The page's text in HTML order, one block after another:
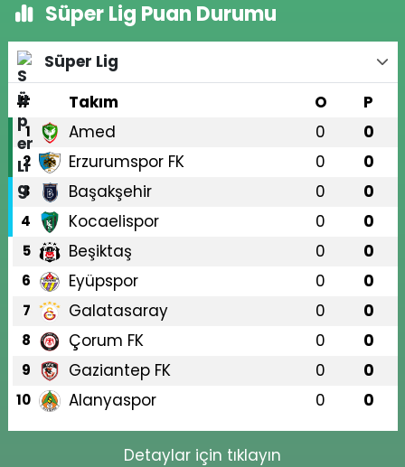
Süper Lig Puan Durumu
Süper Lig
#
Takım O P
1 Amed 0 0
2 Erzurumspor FK 0 0
3 Başakşehir 0 0
4 Kocaelispor 0 0
5 Beşiktaş 0 0
6 Eyüpspor 0 0
7 Galatasaray 0 0
8 Çorum FK 0 0
9 Gaziantep FK 0 0
10 Alanyaspor 0 0
Detaylar için tıklayın